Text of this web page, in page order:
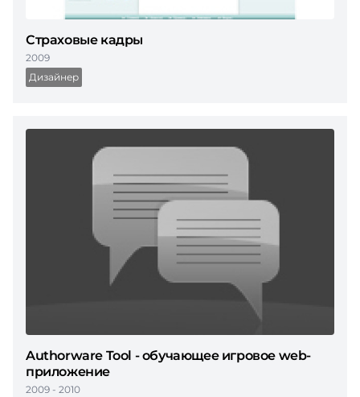
Страховые кадры
2009
Дизайнер
Authorware Tool - обучающее игровое web-
приложение
2009 - 2010